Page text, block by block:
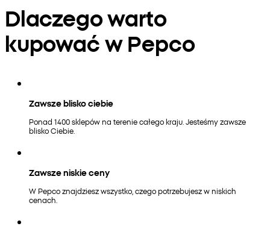
Dlaczego warto
kupować w Pepco
Zawsze blisko ciebie
Ponad 1400 sklepów na terenie całego kraju. Jesteśmy zawsze
blisko Ciebie.
Zawsze niskie ceny
W Pepco znajdziesz wszystko, czego potrzebujesz w niskich
cenach.